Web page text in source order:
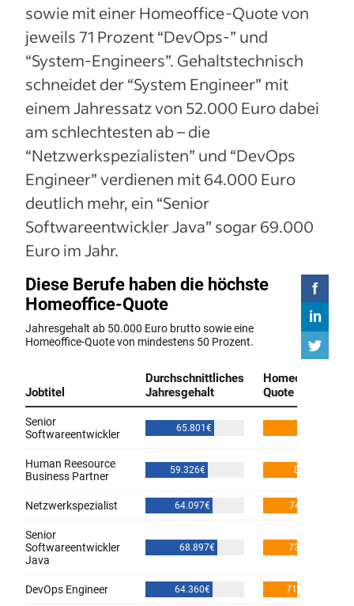
sowie mit einer Homeoffice-Quote von
jeweils 71 Prozent “DevOps-” und
“System-Engineers”. Gehaltstechnisch
schneidet der “System Engineer” mit
einem Jahressatz von 52.000 Euro dabei
am schlechtesten ab – die
“Netzwerkspezialisten” und “DevOps
Engineer” verdienen mit 64.000 Euro
deutlich mehr, ein “Senior
Softwareentwickler Java” sogar 69.000
Euro im Jahr.